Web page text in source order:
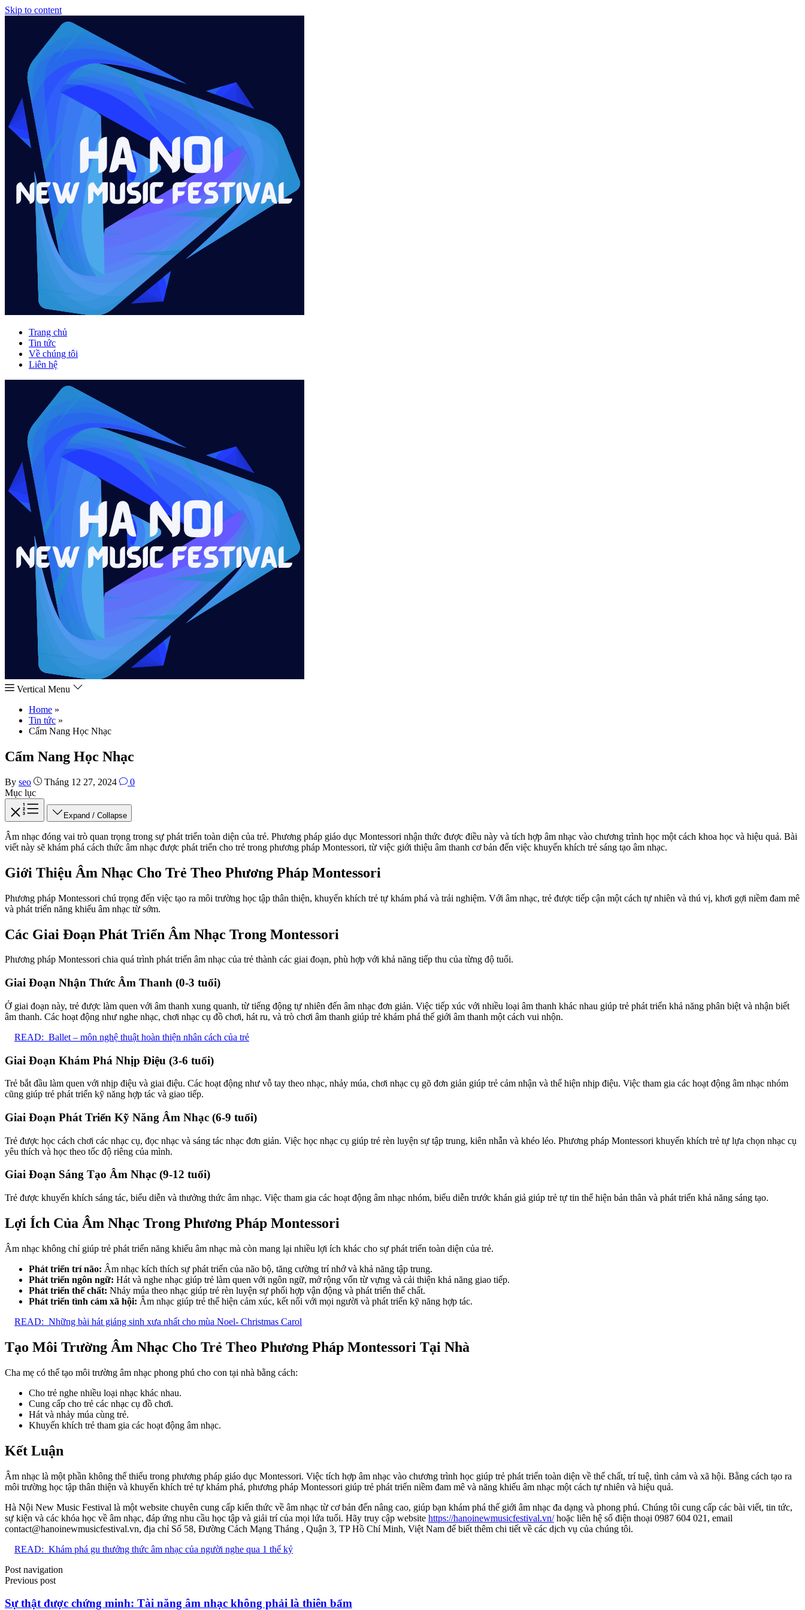
Skip to content
Trang chủ
Tin tức
Về chúng tôi
Liên hệ
Vertical Menu
Home »
Tin tức »
Cẩm Nang Học Nhạc
Cẩm Nang Học Nhạc
By seo Tháng 12 27, 2024
0
Mục lục
Expand / Collapse
Âm nhạc đóng vai trò quan trọng trong sự phát triển toàn diện của trẻ. Phương pháp giáo dục Montessori nhận thức được điều này và tích hợp âm nhạc vào chương trình học một cách khoa học và hiệu quả. Bài
viết này sẽ khám phá cách thức âm nhạc được phát triển cho trẻ trong phương pháp Montessori, từ việc giới thiệu âm thanh cơ bản đến việc khuyến khích trẻ sáng tạo âm nhạc.
Giới Thiệu Âm Nhạc Cho Trẻ Theo Phương Pháp Montessori
Phương pháp Montessori chú trọng đến việc tạo ra môi trường học tập thân thiện, khuyến khích trẻ tự khám phá và trải nghiệm. Với âm nhạc, trẻ được tiếp cận một cách tự nhiên và thú vị, khơi gợi niềm đam mê
và phát triển năng khiếu âm nhạc từ sớm.
Các Giai Đoạn Phát Triển Âm Nhạc Trong Montessori
Phương pháp Montessori chia quá trình phát triển âm nhạc của trẻ thành các giai đoạn, phù hợp với khả năng tiếp thu của từng độ tuổi.
Giai Đoạn Nhận Thức Âm Thanh (0-3 tuổi)
Ở giai đoạn này, trẻ được làm quen với âm thanh xung quanh, từ tiếng động tự nhiên đến âm nhạc đơn giản. Việc tiếp xúc với nhiều loại âm thanh khác nhau giúp trẻ phát triển khả năng phân biệt và nhận biết
âm thanh. Các hoạt động như nghe nhạc, chơi nhạc cụ đồ chơi, hát ru, và trò chơi âm thanh giúp trẻ khám phá thế giới âm thanh một cách vui nhộn.
READ: Ballet – môn nghệ thuật hoàn thiện nhân cách của trẻ
Giai Đoạn Khám Phá Nhịp Điệu (3-6 tuổi)
Trẻ bắt đầu làm quen với nhịp điệu và giai điệu. Các hoạt động như vỗ tay theo nhạc, nhảy múa, chơi nhạc cụ gõ đơn giản giúp trẻ cảm nhận và thể hiện nhịp điệu. Việc tham gia các hoạt động âm nhạc nhóm
cũng giúp trẻ phát triển kỹ năng hợp tác và giao tiếp.
Giai Đoạn Phát Triển Kỹ Năng Âm Nhạc (6-9 tuổi)
Trẻ được học cách chơi các nhạc cụ, đọc nhạc và sáng tác nhạc đơn giản. Việc học nhạc cụ giúp trẻ rèn luyện sự tập trung, kiên nhẫn và khéo léo. Phương pháp Montessori khuyến khích trẻ tự lựa chọn nhạc cụ
yêu thích và học theo tốc độ riêng của mình.
Giai Đoạn Sáng Tạo Âm Nhạc (9-12 tuổi)
Trẻ được khuyến khích sáng tác, biểu diễn và thưởng thức âm nhạc. Việc tham gia các hoạt động âm nhạc nhóm, biểu diễn trước khán giả giúp trẻ tự tin thể hiện bản thân và phát triển khả năng sáng tạo.
Lợi Ích Của Âm Nhạc Trong Phương Pháp Montessori
Âm nhạc không chỉ giúp trẻ phát triển năng khiếu âm nhạc mà còn mang lại nhiều lợi ích khác cho sự phát triển toàn diện của trẻ.
Phát triển trí não: Âm nhạc kích thích sự phát triển của não bộ, tăng cường trí nhớ và khả năng tập trung.
Phát triển ngôn ngữ: Hát và nghe nhạc giúp trẻ làm quen với ngôn ngữ, mở rộng vốn từ vựng và cải thiện khả năng giao tiếp.
Phát triển thể chất: Nhảy múa theo nhạc giúp trẻ rèn luyện sự phối hợp vận động và phát triển thể chất.
Phát triển tình cảm xã hội: Âm nhạc giúp trẻ thể hiện cảm xúc, kết nối với mọi người và phát triển kỹ năng hợp tác.
READ: Những bài hát giáng sinh xưa nhất cho mùa Noel- Christmas Carol
Tạo Môi Trường Âm Nhạc Cho Trẻ Theo Phương Pháp Montessori Tại Nhà
Cha mẹ có thể tạo môi trường âm nhạc phong phú cho con tại nhà bằng cách:
Cho trẻ nghe nhiều loại nhạc khác nhau.
Cung cấp cho trẻ các nhạc cụ đồ chơi.
Hát và nhảy múa cùng trẻ.
Khuyến khích trẻ tham gia các hoạt động âm nhạc.
Kết Luận
Âm nhạc là một phần không thể thiếu trong phương pháp giáo dục Montessori. Việc tích hợp âm nhạc vào chương trình học giúp trẻ phát triển toàn diện về thể chất, trí tuệ, tình cảm và xã hội. Bằng cách tạo ra
môi trường học tập thân thiện và khuyến khích trẻ tự khám phá, phương pháp Montessori giúp trẻ phát triển niềm đam mê và năng khiếu âm nhạc một cách tự nhiên và hiệu quả.
Hà Nội New Music Festival là một website chuyên cung cấp kiến thức về âm nhạc từ cơ bản đến nâng cao, giúp bạn khám phá thế giới âm nhạc đa dạng và phong phú. Chúng tôi cung cấp các bài viết, tin tức,
sự kiện và các khóa học về âm nhạc, đáp ứng nhu cầu học tập và giải trí của mọi lứa tuổi. Hãy truy cập website https://hanoinewmusicfestival.vn/hoặc liên hệ số điện thoại 0987 604 021, email
contact@hanoinewmusicfestival.vn, địa chỉ Số 58, Đường Cách Mạng Tháng , Quận 3, TP Hồ Chí Minh, Việt Nam để biết thêm chi tiết về các dịch vụ của chúng tôi.
READ: Khám phá gu thưởng thức âm nhạc của người nghe qua 1 thế kỷ
Post navigation
Previous post
Sự thật được chứng minh: Tài năng âm nhạc không phải là thiên bẩm